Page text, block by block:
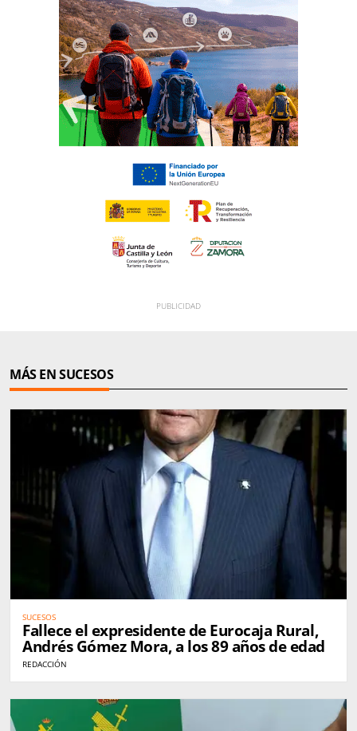
MÁS EN SUCESOS
SUCESOS
Fallece el expresidente de Eurocaja Rural,
Andrés Gómez Mora, a los 89 años de edad
REDACCIÓN